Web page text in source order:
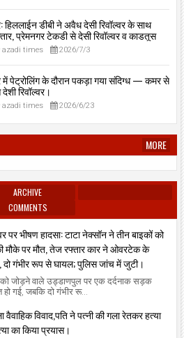
हिललाईन डीबी ने अवैध देसी रिवॉल्वर के साथ
प्रेमनगर टेकडी से देसी रिवॉल्वर व काडतूस
हथियार साथ पकड़ा गया युवक एक दिन की
में।
azadi times 2026/7/3
में पेट्रोलिंग के दौरान पकड़ा गया संदिग्ध — कमर से
रिवॉल्वर।
azadi times 2026/6/23
MORE
ARCHIVE
COMMENTS
भीषण हादसा: टाटा नेक्सॉन ने तीन बाइकों को
मौके पर मौत, तेज रफ्तार कार ने ओवरटेक के
दो गंभीर रूप से घायल; पुलिस जांच में जुटी।
जोड़ने वाले उड्डाणपुल पर एक दर्दनाक सड़क
हो गई, जबकि दो गंभीर रू...
विवाद,पति ने पत्नी की गला रेतकर हत्या
का किया प्रयास।